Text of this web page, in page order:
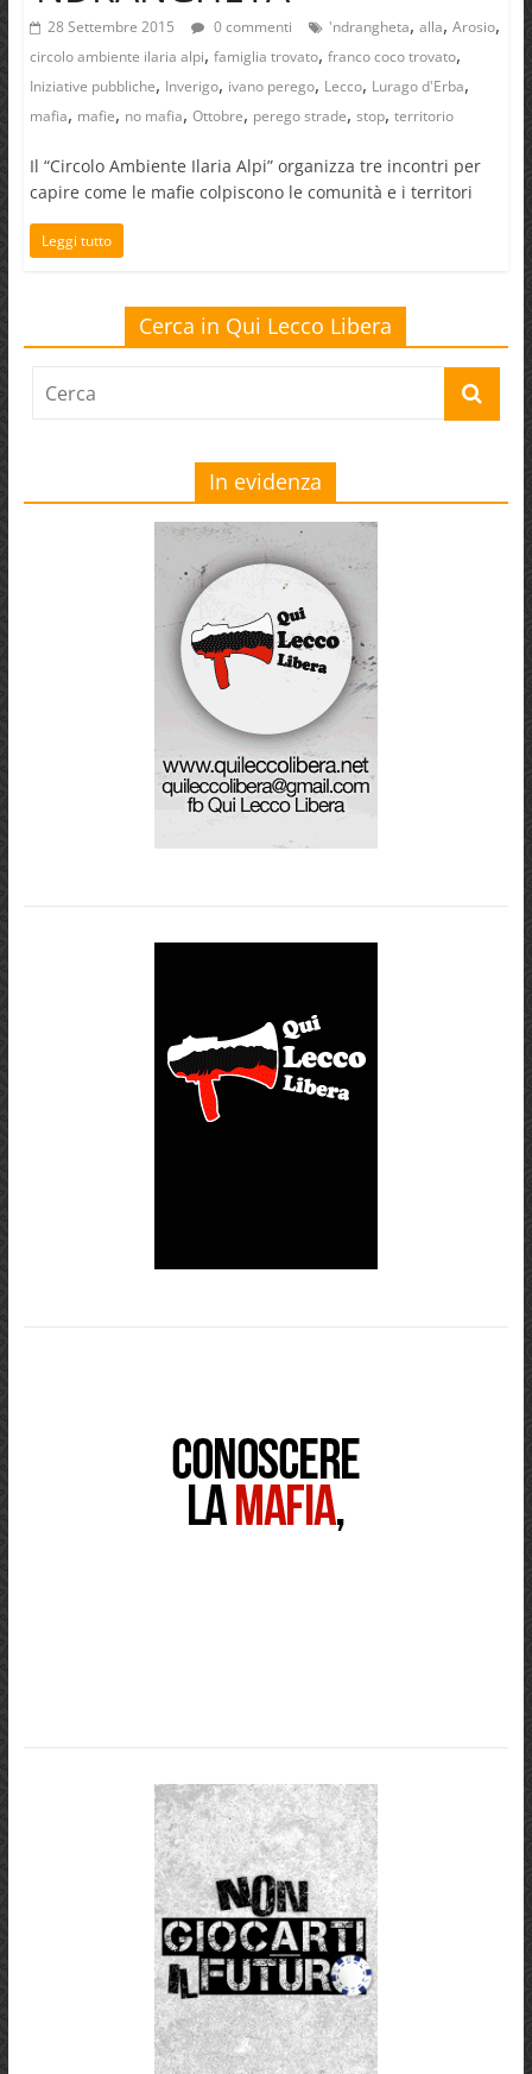
28 Settembre 2015 0 commenti 'ndrangheta, alla, Arosio,
circolo ambiente ilaria alpi, famiglia trovato, franco coco trovato,
Iniziative pubbliche, Inverigo, ivano perego, Lecco, Lurago d'Erba,
mafia, mafie, no mafia, Ottobre, perego strade, stop, territorio
Il “Circolo Ambiente Ilaria Alpi” organizza tre incontri per
capire come le mafie colpiscono le comunità e i territori
Leggi tutto
Cerca in Qui Lecco Libera
In evidenza